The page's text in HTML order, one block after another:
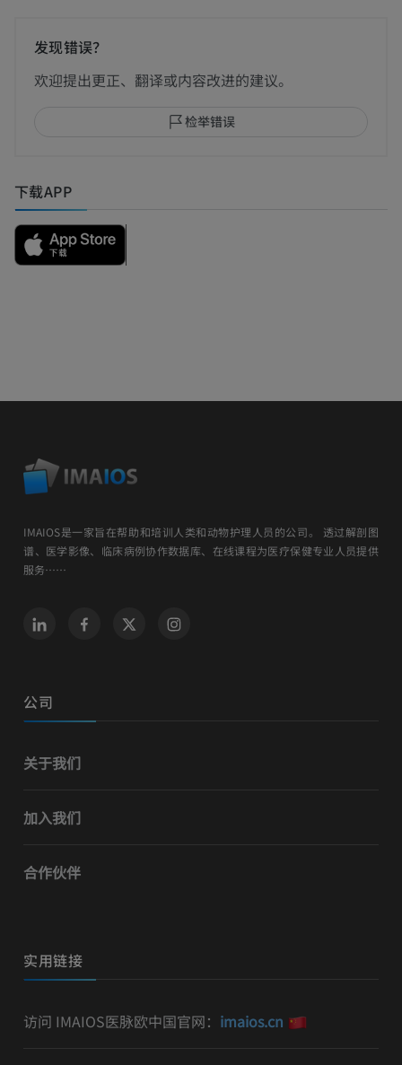
发现错误？
欢迎提出更正、翻译或内容改进的建议。
检举错误
下载APP
IMAIOS是一家旨在帮助和培训人类和动物护理人员的公司。 透过解剖图
谱、医学影像、临床病例协作数据库、在线课程为医疗保健专业人员提供
服务……
公司
关于我们
加入我们
合作伙伴
实用链接
访问 IMAIOS医脉欧中国官网： imaios.cn